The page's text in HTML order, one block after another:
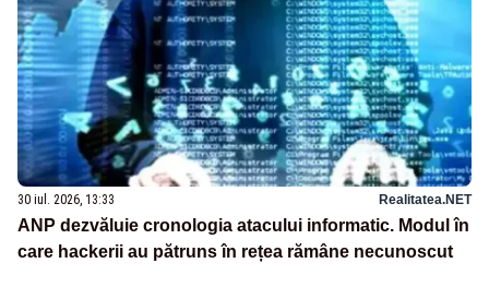
30 iul. 2026, 13:33 Realitatea.NET
ANP dezvăluie cronologia atacului informatic. Modul în
care hackerii au pătruns în rețea rămâne necunoscut